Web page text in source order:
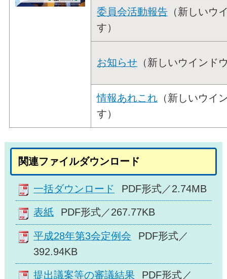
委員会活動報告 （新しいウ
す）
お知らせ （新しいウインド
情報あれこれ （新しいウイ
す）
関連ファイルダウンロード
一括ダウンロード PDF形式／2.74MB
表紙 PDF形式／267.77KB
平成28年第3会定例会
PDF形式／
392.94KB
提出議案等の審議結果
PDF形式／